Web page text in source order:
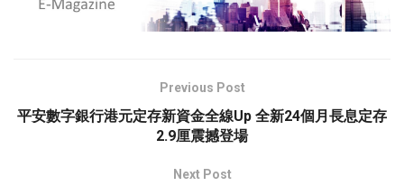
Previous Post
平安數字銀行港元定存新資金全線Up 全新24個月長息定存
2.9厘震撼登場
Next Post